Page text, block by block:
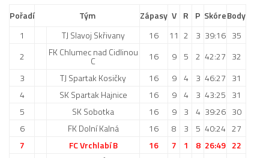
Ml. žáci
Realizační tým
Výsledky
St. přípravka
Pořadí Tým Zápasy V R P SkóreBody
1
TJ Slavoj Skřivany 16 11 2 3 39:16 35
2
FK Chlumec nad Cidlinou
C 16 9 5 2 42:27 32
3
TJ Spartak Kosičky 16 9 4 3 46:27 31
4
SK Spartak Hajnice 16 9 4 3 43:25 31
5
SK Sobotka 16 9 3 4 39:26 30
6
FK Dolní Kalná 16 8 3 5 40:24 27
7
FC Vrchlabí B 16 7 1 8 26:49 22